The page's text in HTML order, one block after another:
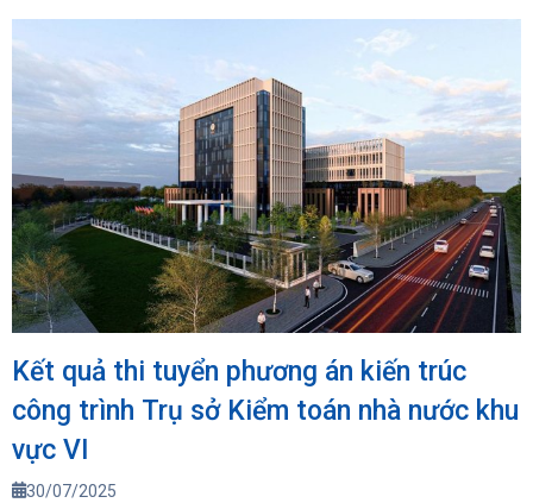
Kết quả thi tuyển phương án kiến trúc
công trình Trụ sở Kiểm toán nhà nước khu
vực VI
30/07/2025